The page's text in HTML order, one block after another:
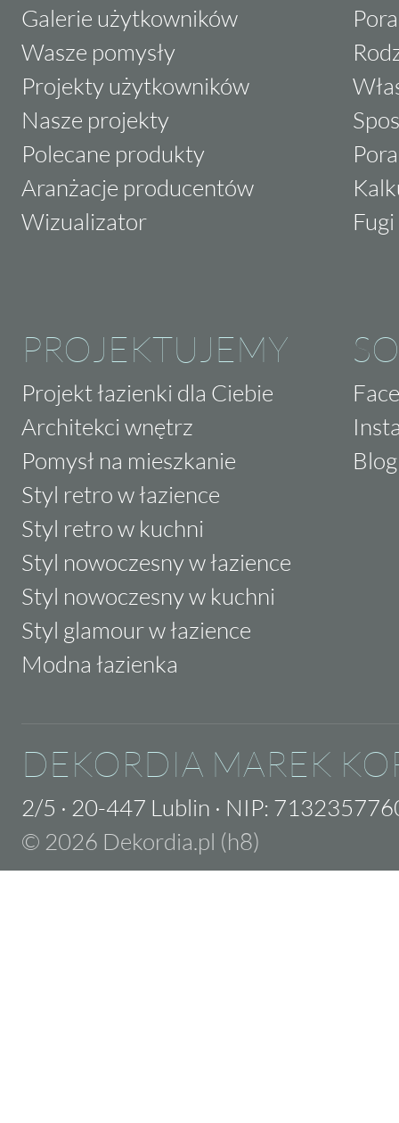
Galerie użytkowników
Wasze pomysły
Projekty użytkowników
Nasze projekty
Polecane produkty
Aranżacje producentów
Wizualizator
PROJEKTUJEMY
Projekt łazienki dla Ciebie
Architekci wnętrz
Pomysł na mieszkanie
Styl retro w łazience
Styl retro w kuchni
Styl nowoczesny w łazience
Styl nowoczesny w kuchni
Styl glamour w łazience
Modna łazienka
Blog
DEKORDIA MAREK
2/5 · 20-447 Lublin · NIP:
© 2026 Dekordia.pl (h8)